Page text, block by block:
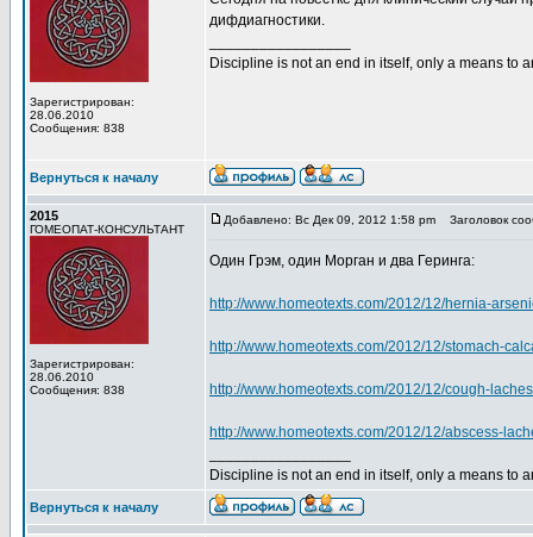
Зарегистрирован:
28.06.2010
Сообщения: 838
дифдиагностики.
Discipline is not an end in itself, only a means to
Вернуться к началу
2015
ГОМЕОПАТ-КОНСУЛЬТАНТ
Зарегистрирован:
28.06.2010
Сообщения: 838
Добавлено: Вс Дек 09, 2012 1:58 pm Заголовок
Один Грэм, один Морган и два Геринга:
http://www.homeotexts.com/2012/12/hernia-
http://www.homeotexts.com/2012/12/stomach-
http://www.homeotexts.com/2012/12/cough-
http://www.homeotexts.com/2012/12/abscess-
Discipline is not an end in itself, only a means to
Вернуться к началу